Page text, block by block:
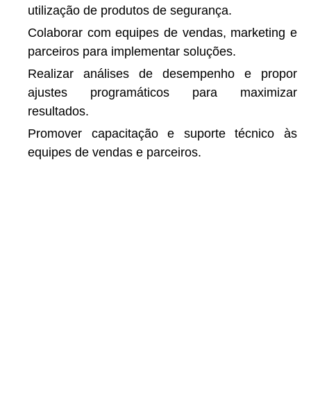
utilização de produtos de segurança.
Colaborar com equipes de vendas, marketing e
parceiros para implementar soluções.
Realizar análises de desempenho e propor
ajustes programáticos para maximizar
resultados.
Promover capacitação e suporte técnico às
equipes de vendas e parceiros.